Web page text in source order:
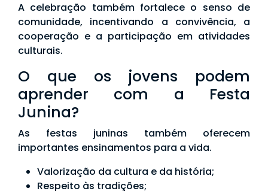
A celebração também fortalece o senso de
comunidade, incentivando a convivência, a
cooperação e a participação em atividades
culturais.
O que os jovens podem
aprender com a Festa
Junina?
As festas juninas também oferecem
importantes ensinamentos para a vida.
Valorização da cultura e da história;
Respeito às tradições;